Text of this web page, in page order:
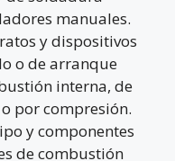
manuales.
y dispositivos
o de arranque
interna, de
por compresión.
y componentes
de combustión